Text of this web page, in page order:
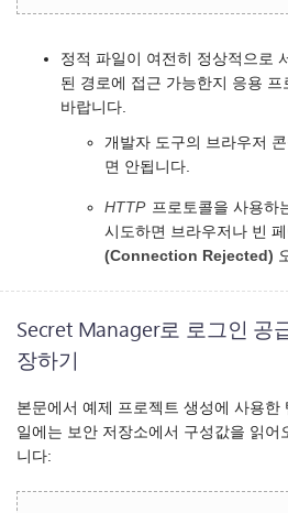
정적 파일이 여전히 정상적으로
된 경로에 접근 가능한지 응용 프
바랍니다.
개발자 도구의 브라우저
면 안됩니다.
HTTP 프로토콜을 사용하
시도하면 브라우저나 빈
(Connection Rejected)
Secret Manager로 로그인 공
장하기
본문에서 예제 프로젝트 생성에 사용한
일에는 보안 저장소에서 구성값을 읽어
니다: